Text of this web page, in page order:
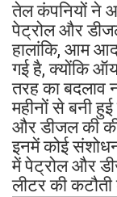
तेल कंपनियों ने
पेट्रोल और
हालांकि, आम
गई है, क्योंकि
तरह का बदलाव
महीनों से बनी
और डीजल की
इनमें कोई
में पेट्रोल और
लीटर की कटौती